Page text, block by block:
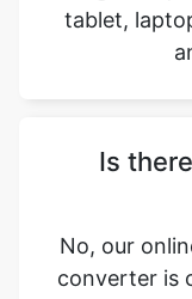
Is
converter is
means you
without
does not